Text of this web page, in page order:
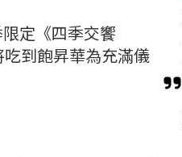
定《四季交饗
到飽昇華為充滿儀